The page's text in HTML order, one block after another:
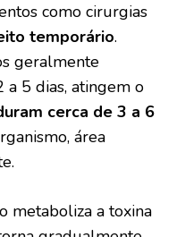
como cirurgias
temporário.
geralmente
a 5 dias, atingem o
cerca de 3 a 6
área
metaboliza a toxina